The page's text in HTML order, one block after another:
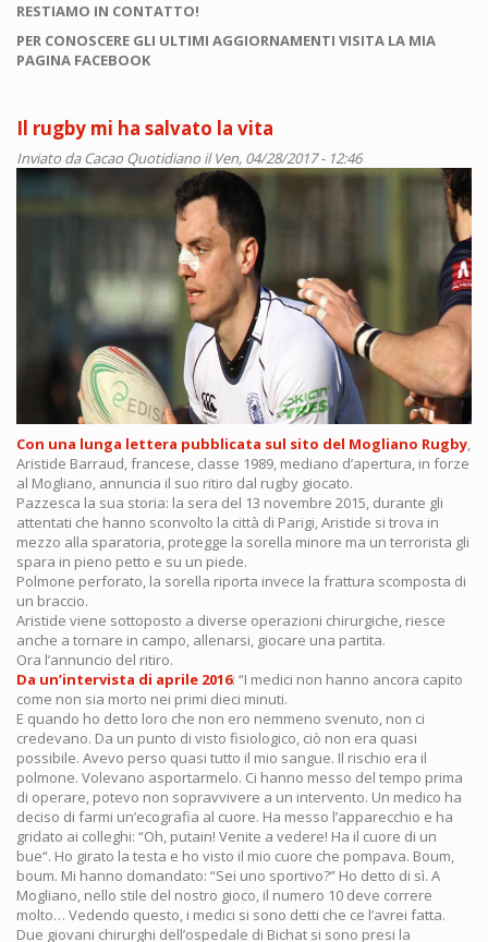
RESTIAMO IN CONTATTO!
PER CONOSCERE GLI ULTIMI AGGIORNAMENTI VISITA LA MIA
PAGINA FACEBOOK
Il rugby mi ha salvato la vita
Inviato daCacao Quotidiano il Ven, 04/28/2017 - 12:46
Con una lunga lettera pubblicata sul sito del Mogliano Rugby,
Aristide Barraud, francese, classe 1989, mediano d’apertura, in forze
al Mogliano, annuncia il suo ritiro dal rugby giocato.
Pazzesca la sua storia: la sera del 13 novembre 2015, durante gli
attentati che hanno sconvolto la città di Parigi, Aristide si trova in
mezzo alla sparatoria, protegge la sorella minore ma un terrorista gli
spara in pieno petto e su un piede.
Polmone perforato, la sorella riporta invece la frattura scomposta di
un braccio.
Aristide viene sottoposto a diverse operazioni chirurgiche, riesce
anche a tornare in campo, allenarsi, giocare una partita.
Ora l’annuncio del ritiro.
Da un’intervista di aprile 2016: “I medici non hanno ancora capito
come non sia morto nei primi dieci minuti.
E quando ho detto loro che non ero nemmeno svenuto, non ci
credevano. Da un punto di visto fisiologico, ciò non era quasi
possibile. Avevo perso quasi tutto il mio sangue. Il rischio era il
polmone. Volevano asportarmelo. Ci hanno messo del tempo prima
di operare, potevo non sopravvivere a un intervento. Un medico ha
deciso di farmi un’ecografia al cuore. Ha messo l’apparecchio e ha
gridato ai colleghi: “Oh, putain! Venite a vedere! Ha il cuore di un
bue“. Ho girato la testa e ho visto il mio cuore che pompava. Boum,
boum. Mi hanno domandato: “Sei uno sportivo?” Ho detto di sì. A
Mogliano, nello stile del nostro gioco, il numero 10 deve correre
molto… Vedendo questo, i medici si sono detti che ce l’avrei fatta.
Due giovani chirurghi dell’ospedale di Bichat si sono presi la